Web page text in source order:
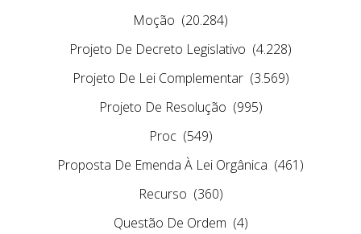
Moção (20.284)
Projeto De Decreto Legislativo (4.228)
Projeto De Lei Complementar (3.569)
Projeto De Resolução (995)
Proc (549)
Proposta De Emenda À Lei Orgânica (461)
Recurso (360)
Questão De Ordem (4)